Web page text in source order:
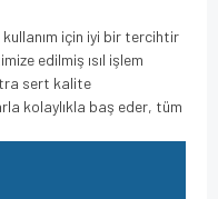
için iyi bir tercihtir
edilmiş ısıl işlem
sert kalite
kolaylıkla baş eder, tüm